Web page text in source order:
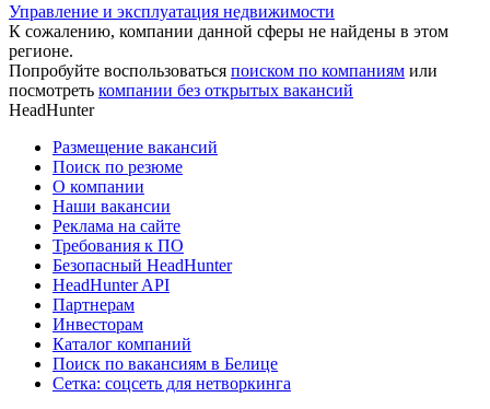
Управление и эксплуатация недвижимости
К сожалению, компании данной сферы не найдены в этом
регионе.
Попробуйте воспользоваться поиском по компаниям или
посмотреть компании без открытых вакансий
HeadHunter
Размещение вакансий
Поиск по резюме
О компании
Наши вакансии
Реклама на сайте
Требования к ПО
Безопасный HeadHunter
HeadHunter API
Партнерам
Инвесторам
Каталог компаний
Поиск по вакансиям в Белице
Сетка: соцсеть для нетворкинга